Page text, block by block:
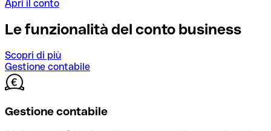
Apri il conto
Le funzionalità del conto business
Scopri di più
Gestione contabile
Gestione contabile